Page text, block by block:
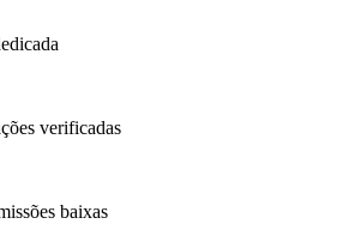
verificadas
baixas